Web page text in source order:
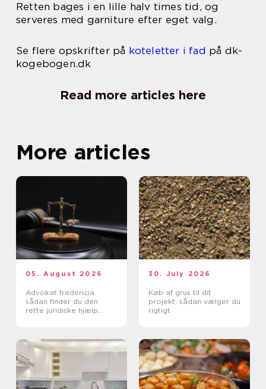
Retten bages i en lille halv times tid, og
serveres med garniture efter eget valg.
Se flere opskrifter på koteletter i fad på dk-
kogebogen.dk
Read more articles here
More articles
05. August 2026
Advokat fredericia
sådan finder du den
rette juridiske hjælp
30. July 2026
Køb af grus til dit
projekt: sådan vælger du
rigtigt